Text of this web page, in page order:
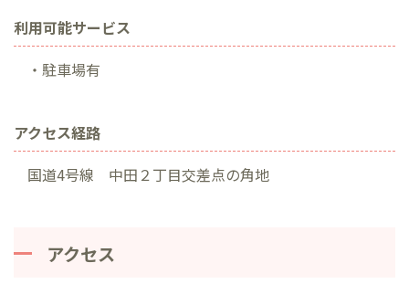
利用可能サービス
・駐車場有
アクセス経路
国道4号線 中田２丁目交差点の角地
アクセス